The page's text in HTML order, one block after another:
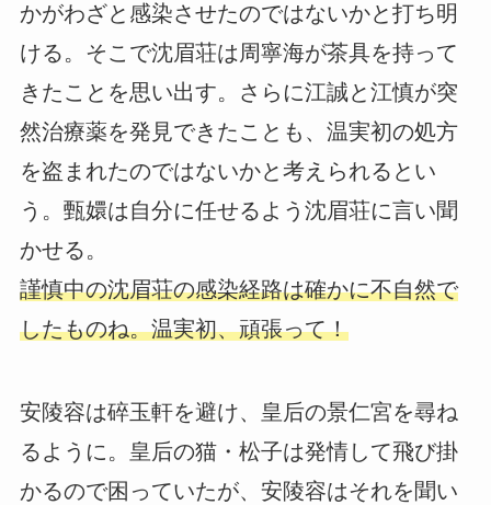
かがわざと感染させたのではないかと打ち明
ける。そこで沈眉荘は周寧海が茶具を持って
きたことを思い出す。さらに江誠と江慎が突
然治療薬を発見できたことも、温実初の処方
を盗まれたのではないかと考えられるとい
う。甄嬛は自分に任せるよう沈眉荘に言い聞
かせる。
謹慎中の沈眉荘の感染経路は確かに不自然で
したものね。温実初、頑張って！
安陵容は碎玉軒を避け、皇后の景仁宮を尋ね
るように。皇后の猫・松子は発情して飛び掛
かるので困っていたが、安陵容はそれを聞い